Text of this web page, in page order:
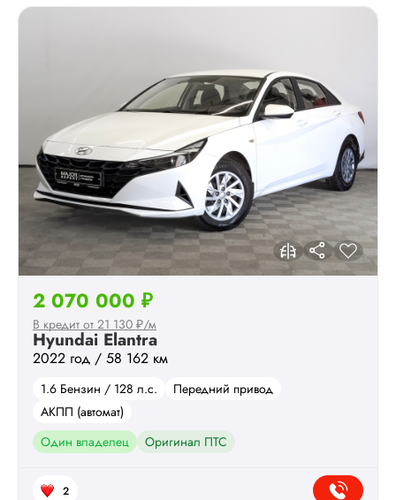
Hyundai Elantra
2022 год / 58 162 км
1.6 Бензин / 128 л.с.
Передний привод
АКПП (автомат)
Один владелец
Оригинал ПТС
2 070 000 ₽
В кредит от 21 130 ₽/м
2